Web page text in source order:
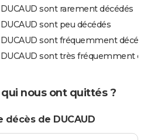
sont rarement décédés
sont peu décédés
sont fréquemment
sont très fréquemment
qui nous ont quittés ?
de DUCAUD